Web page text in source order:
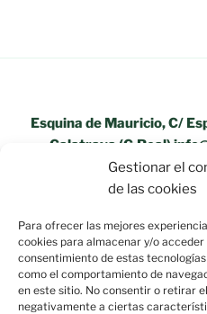
Gestionar el
de las cookies
Para ofrecer las mejores
cookies para almacenar y/o
consentimiento de estas
como el comportamiento de
en este sitio. No consentir o retirar
negativamente a ciertas
Esquina de Mauricio, C/
Calatrava (C.Real)
«Aviso Legal»